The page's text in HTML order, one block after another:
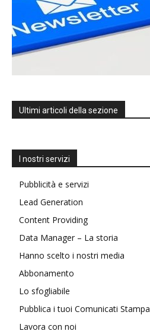
Ultimi articoli della sezione
I nostri servizi
Pubblicità e servizi
Lead Generation
Content Providing
Data Manager – La storia
Hanno scelto i nostri media
Abbonamento
Lo sfogliabile
Pubblica i tuoi Comunicati Stampa
Lavora con noi